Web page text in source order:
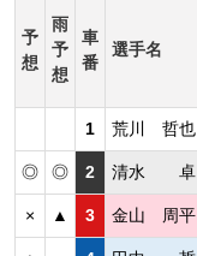
予
想
雨
予
想
車
番
選手名
1 荒川 哲也
◎ ◎ 2 清水 卓
× ▲ 3 金山 周平